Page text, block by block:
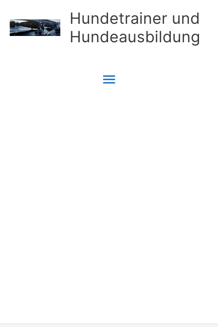
Inhalt
springen
Hundetrainer und
Hundeausbildung
Hauptmenü